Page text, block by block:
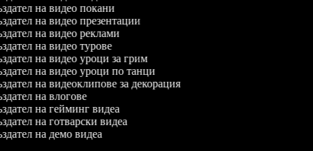
на видео покани
на видео презентации
на видео реклами
на видео турове
на видео уроци за грим
на видео уроци по танци
на видеоклипове за декорация
на влогове
на гейминг видеа
на готварски видеа
на демо видеа